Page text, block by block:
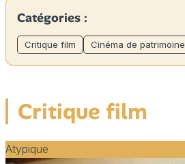
Catégories :
Critique film Cinéma de patrimoine
Critique film
Atypique